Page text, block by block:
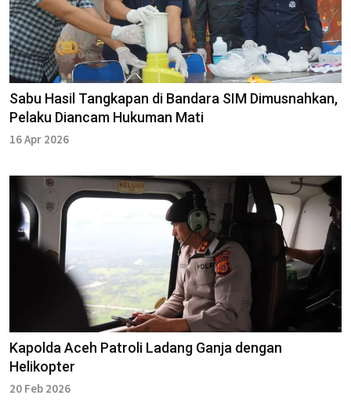
Sabu Hasil Tangkapan di Bandara SIM Dimusnahkan,
Pelaku Diancam Hukuman Mati
16 Apr 2026
Kapolda Aceh Patroli Ladang Ganja dengan
Helikopter
20 Feb 2026